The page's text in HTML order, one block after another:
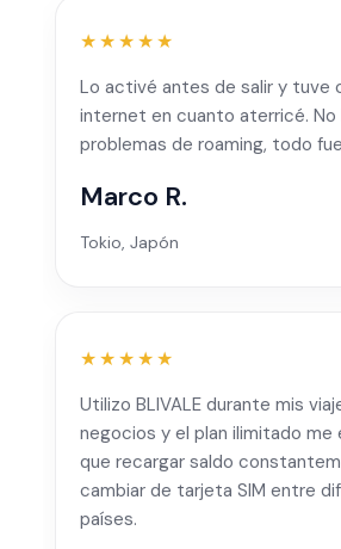
★★★★★
Lo activé antes de salir y tuve
internet en cuanto aterricé. No
problemas de roaming, todo
Marco R.
Tokio, Japón
★★★★★
Utilizo BLIVALE durante mis
negocios y el plan ilimitado
que recargar saldo
cambiar de tarjeta SIM entre
países.